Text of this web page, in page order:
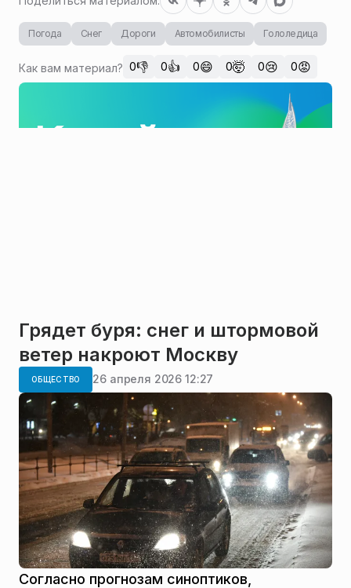
Погода Снег Дороги Автомобилисты Гололедица
Как вам материал? 0👎 0👍 0😄 0🤯 0😢 0😡
Грядет буря: снег и штормовой
ветер накроют Москву
ОБЩЕСТВО 26 апреля 2026 12:27
Согласно прогнозам синоптиков,